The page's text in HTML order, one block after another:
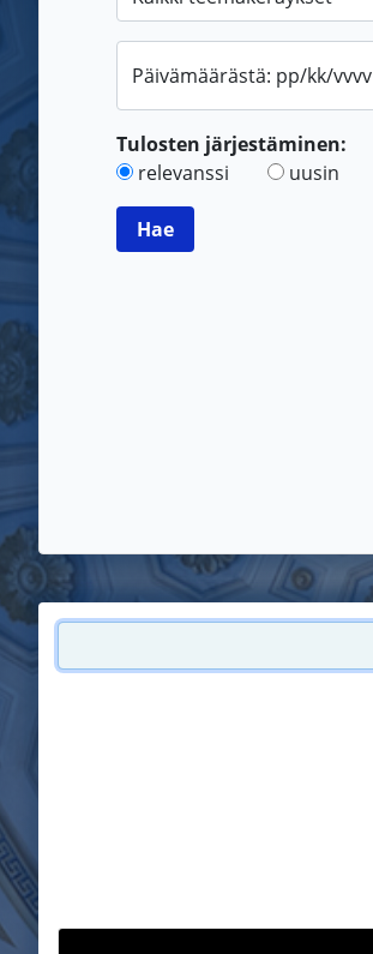
Päivämäärästä: pp/kk/vvvv
Tulosten järjestäminen:
relevanssi
uusin